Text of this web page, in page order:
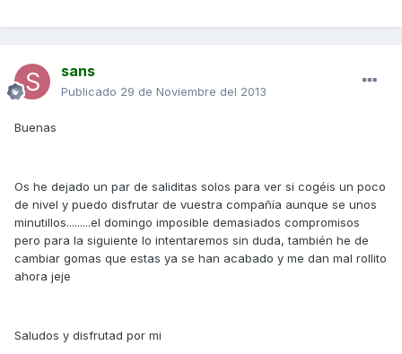
sans
Publicado 29 de Noviembre del 2013
Buenas
Os he dejado un par de saliditas solos para ver si cogéis un poco
de nivel y puedo disfrutar de vuestra compañía aunque se unos
minutillos.........el domingo imposible demasiados compromisos
pero para la siguiente lo intentaremos sin duda, también he de
cambiar gomas que estas ya se han acabado y me dan mal rollito
ahora jeje
Saludos y disfrutad por mi